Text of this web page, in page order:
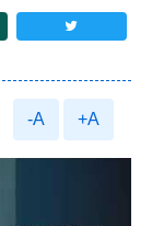
A+
A-